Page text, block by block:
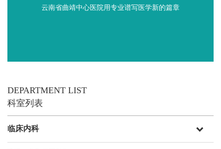
云南省曲靖中心医院用专业谱写医学新的篇章
DEPARTMENT LIST
科室列表
临床内科